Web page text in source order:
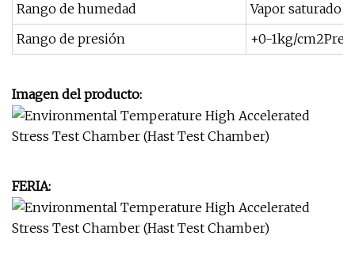
Rango de humedad
Vapor saturado
Rango de presión
+0-1kg/
Imagen del producto:
FERIA: